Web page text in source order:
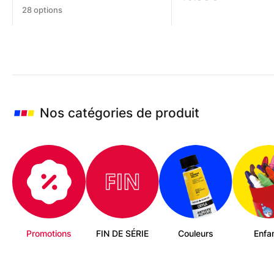
Ce
choisies
page
du
produit
28 options
Nos catégories de produit
Promotions FIN DE SÉRIE Couleurs